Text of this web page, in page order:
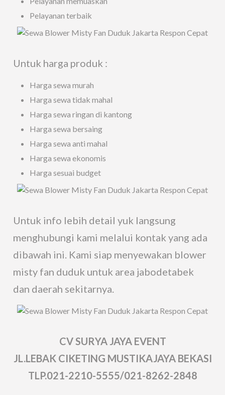
Pelayanan terbaik
Untuk harga produk :
Harga sewa murah
Harga sewa tidak mahal
Harga sewa ringan di kantong
Harga sewa bersaing
Harga sewa anti mahal
Harga sewa ekonomis
Harga sesuai budget
Untuk info lebih detail yuk langsung
menghubungi kami melalui kontak yang ada
dibawah ini. Kami siap menyewakan blower
misty fan duduk untuk area jabodetabek
dan daerah sekitarnya.
CV SURYA JAYA EVENT
JL.LEBAK CIKETING MUSTIKAJAYA BEKASI
TLP.021-2210-5555/021-8262-2848